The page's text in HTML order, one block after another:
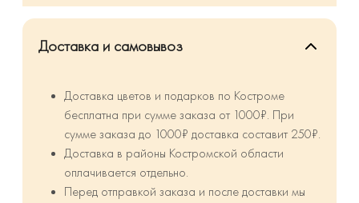
Доставка и самовывоз
Доставка цветов и подарков по Костроме
бесплатна при сумме заказа от 1000₽. При
сумме заказа до 1000₽ доставка составит 250₽.
⁠Доставка в районы Костромской области
оплачивается отдельно.
Перед отправкой заказа и после доставки мы